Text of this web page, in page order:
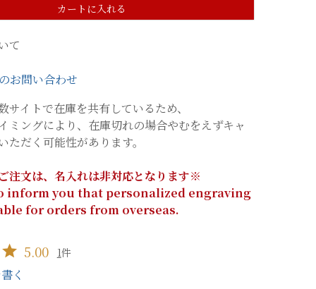
カートに入れる
て
お問い合わせ
サイトで在庫を共有しているため、
ミングにより、在庫切れの場合やむをえずキャ
ただく可能性があります。
注文は、名入れは非対応となります※
inform you that personalized engraving
for orders from overseas.
5.00 1
く